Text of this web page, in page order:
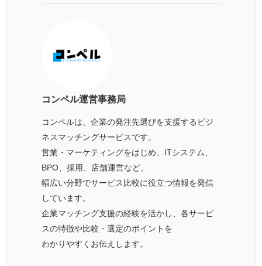
コンペル運営事務局
コンペルは、企業の発注先選びを支援するビジ
ネスマッチングサービスです。
営業・マーケティングをはじめ、ITシステム、
BPO、採用、店舗運営など、
幅広い分野でサービス比較に役立つ情報を発信
しています。
企業マッチング支援の経験を活かし、各サービ
スの特徴や比較・選定のポイントを
わかりやすくお伝えします。